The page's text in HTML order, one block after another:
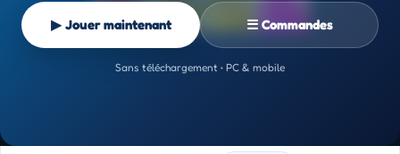
▶ Jouer maintenant ☰ Commandes
Sans téléchargement • PC & mobile